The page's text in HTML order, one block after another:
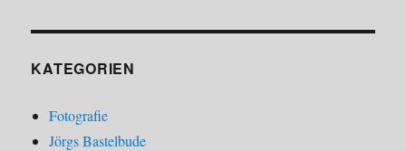
KATEGORIEN
Fotografie
Jörgs Bastelbude